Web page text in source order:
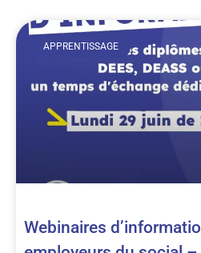
APPRENTISSAGE
Webinaires